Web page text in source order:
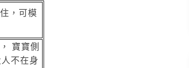
，可模
寶寶側
不在身